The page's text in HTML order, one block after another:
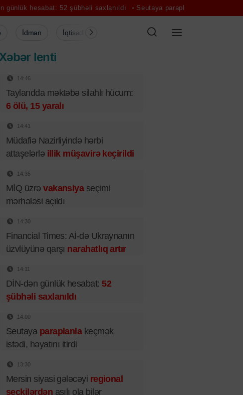
52 şübhəli saxlanıldı Seutaya paraplanla keçmək istədi, həyatını
İdman İqtisadiyyat Şou-biznes Müsahibə
Xəbər lenti
14:46
Taylandda məktəbə silahlı hücum:
6 ölü, 15 yaralı
14:41
Müdafiə Nazirliyində hərbi
attaşelərlə illik müşavirə keçirildi
14:35
MİQ üzrəvakansiyaseçimi
mərhələsi açıldı
14:30
Financial Times: Aİ-də Ukraynanın
üzvlüyünə qarşı narahatlıq artır
14:11
DİN-dən günlük hesabat: 52
şübhəli saxlanıldı
14:00
Seutaya paraplanlakeçmək
istədi, həyatını itirdi
13:30
Mersin siyasi gələcəyi regional
seçkilərdən asılı ola bilər